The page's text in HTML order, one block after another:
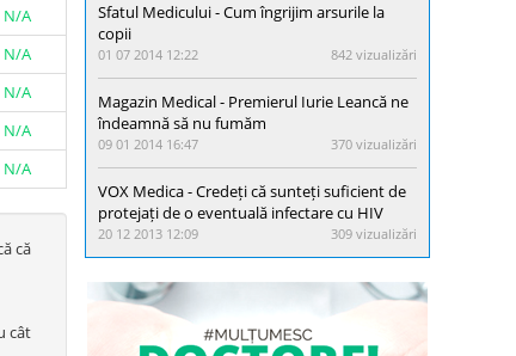
N/A
N/A
N/A
N/A
N/A
că
cât
Sfatul Medicului - Cum îngrijim arsurile la
copii
01 07 2014 12:22 842 vizualizări
Magazin Medical - Premierul Iurie Leancă ne
îndeamnă să nu fumăm
09 01 2014 16:47 370 vizualizări
VOX Medica - Credeți că sunteți suficient de
protejați de o eventuală infectare cu HIV
20 12 2013 12:09 309 vizualizări